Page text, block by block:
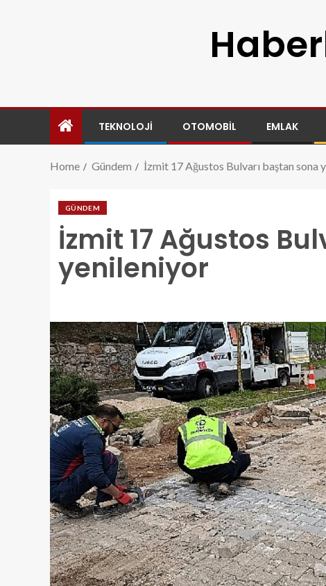
TEKNOLOJI OTOMOBIL EMLAK
Home Gündem İzmit 17 Ağustos Bulvarı baştan sona
GÜNDEM
İzmit 17 Ağustos
yenileniyor